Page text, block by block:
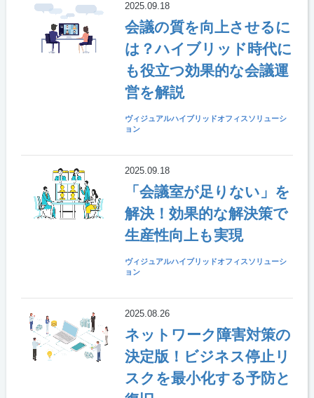
2025.09.18
会議の質を向上させるに
は？ハイブリッド時代に
も役立つ効果的な会議運
営を解説
ヴィジュアルハイブリッドオフィスソリューシ
ョン
2025.09.18
「会議室が足りない」を
解決！効果的な解決策で
生産性向上も実現
ヴィジュアルハイブリッドオフィスソリューシ
ョン
2025.08.26
ネットワーク障害対策の
決定版！ビジネス停止リ
スクを最小化する予防と